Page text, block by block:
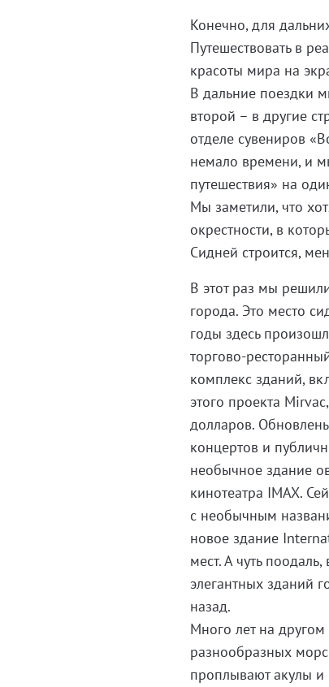
Конечно, для
Путешествовать в
красоты мира на
В дальние поездки
второй – в другие
отделе сувениров
немало времени, и
путешествия» на
Мы заметили, что
окрестности, в
Сидней строится,
В этот раз мы
города. Это место
годы здесь
торгово-
комплекс зданий,
этого проекта
долларов.
концертов и
необычное здание
кинотеатра IMAX.
с необычным
новое здание
мест. А чуть
элегантных зданий
назад.
Много лет на другом
разнообразных
проплывают акулы и